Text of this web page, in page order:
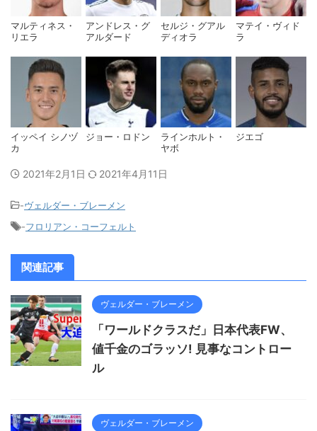
マルティネス・
リエラ
アンドレス・グ
アルダード
セルジ・グアル
ディオラ
マテイ・ヴィド
ラ
イッペイ シノヅ
カ
ジョー・ロドン
ラインホルト・
ヤボ
ジエゴ
2021年2月1日 2021年4月11日
-ヴェルダー・ブレーメン
-フロリアン・コーフェルト
関連記事
ヴェルダー・ブレーメン
「ワールドクラスだ」日本代表FW、
値千金のゴラッソ! 見事なコントロー
ル
ヴェルダー・ブレーメン